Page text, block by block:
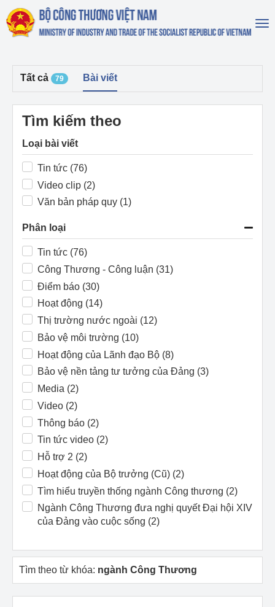
Tất cả 79 Bài viết
Tìm kiếm theo
Loại bài viết
Tin tức (76)
Video clip (2)
Văn bản pháp quy (1)
Phân loại
Tin tức (76)
Công Thương - Công luận (31)
Điểm báo (30)
Hoạt động (14)
Thị trường nước ngoài (12)
Bảo vệ môi trường (10)
Hoạt động của Lãnh đạo Bộ (8)
Bảo vệ nền tảng tư tưởng của Đảng (3)
Media (2)
Video (2)
Thông báo (2)
Tin tức video (2)
Hỗ trợ 2 (2)
Hoạt động của Bộ trưởng (Cũ) (2)
Tìm hiểu truyền thống ngành Công thương (2)
Ngành Công Thương đưa nghị quyết Đại hội XIV
của Đảng vào cuộc sống (2)
Tìm theo từ khóa: ngành Công Thương